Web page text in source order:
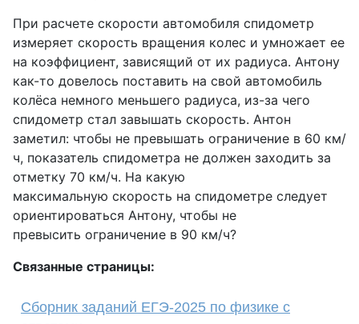
При расчете скорости автомобиля спидометр
измеряет скорость вращения колес и умножает ее
на коэффициент, зависящий от их радиуса. Антону
как-то довелось поставить на свой автомобиль
колёса немного меньшего радиуса, из-за чего
спидометр стал завышать скорость. Антон
заметил: чтобы не превышать ограничение в 60 км/
ч, показатель спидометра не должен заходить за
отметку 70 км/ч. На какую
максимальную скорость на спидометре следует
ориентироваться Антону, чтобы не
превысить ограничение в 90 км/ч?
Связанные страницы:
Сборник заданий ЕГЭ-2025 по физике с